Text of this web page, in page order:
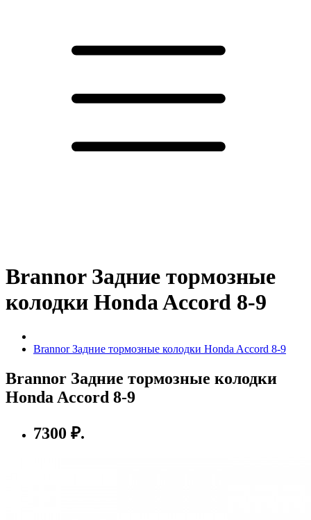
Brannor Задние тормозные
колодки Honda Accord 8-9
Brannor Задние тормозные колодки Honda Accord 8-9
Brannor Задние тормозные колодки
Honda Accord 8-9
7300 ₽.